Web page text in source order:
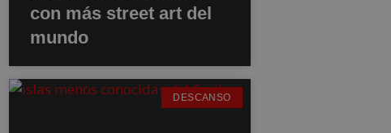
con más street art del
mundo
DESCANSO